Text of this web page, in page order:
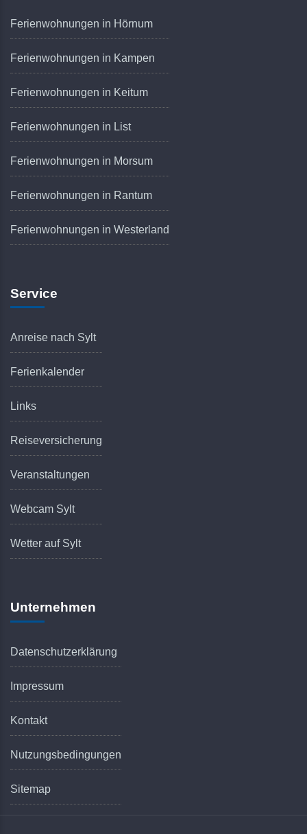
Ferienwohnungen in Hörnum
Ferienwohnungen in Kampen
Ferienwohnungen in Keitum
Ferienwohnungen in List
Ferienwohnungen in Morsum
Ferienwohnungen in Rantum
Ferienwohnungen in Westerland
Service
Anreise nach Sylt
Ferienkalender
Links
Reiseversicherung
Veranstaltungen
Webcam Sylt
Wetter auf Sylt
Unternehmen
Datenschutzerklärung
Impressum
Kontakt
Nutzungsbedingungen
Sitemap